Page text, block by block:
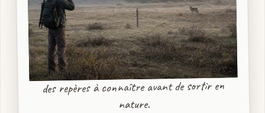
50 mètres minimum pour les grands
mammifères, 100 mètres pour les prédateurs :
des repères à connaître avant de sortir en
nature.